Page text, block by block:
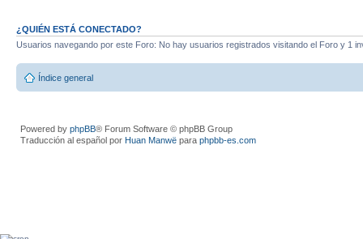
¿QUIÉN ESTÁ CONECTADO?
Usuarios navegando por este Foro: No hay usuarios registrados visitando el Foro y 1
Índice general
Powered by phpBB® Forum Software © phpBB Group
Traducción al español por Huan Manwë para phpbb-es.com